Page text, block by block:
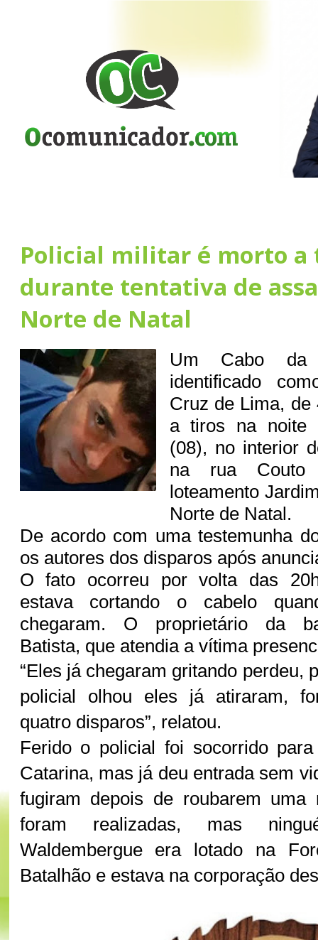
Policial militar é morto a
durante tentativa de
Norte de Natal
Um Cabo da
identificado
Cruz de Lima,
a tiros na noite
(08), no interior
na rua Couto
loteamento
Norte de Natal.
De acordo com uma testemunha
os autores dos disparos após
O fato ocorreu por volta das
estava cortando o cabelo
chegaram. O proprietário da
Batista, que atendia a vítima
“Eles já chegaram gritando perdeu,
policial olhou eles já atiraram,
quatro disparos”, relatou.
Ferido o policial foi socorrido
Catarina, mas já deu entrada sem
fugiram depois de roubarem uma
foram realizadas, mas
Waldembergue era lotado na
Batalhão e estava na corporação